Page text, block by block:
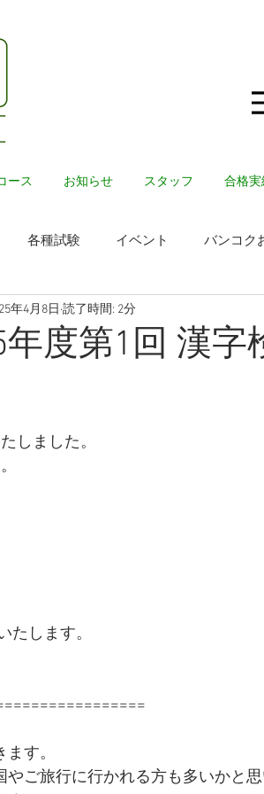
ース お知らせ スタッフ 合格実
各種試験 イベント バンコク
年度第1回 漢字
年4月8日 読了時間: 2分
しました。
たします。
す。
ご旅行に行かれる方も多いかと